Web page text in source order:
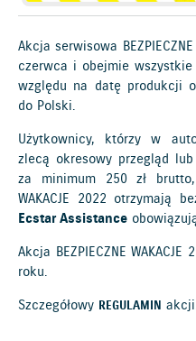
Akcja serwisowa
czerwca i obejmie
względu na datę produkcji
do Polski.
Użytkownicy, którzy w
zlecą okresowy przegląd
za minimum 250 zł
WAKACJE 2022 otrzymają
Ecstar Assistance
Akcja BEZPIECZNE
roku.
Szczegółowy REGULAMIN